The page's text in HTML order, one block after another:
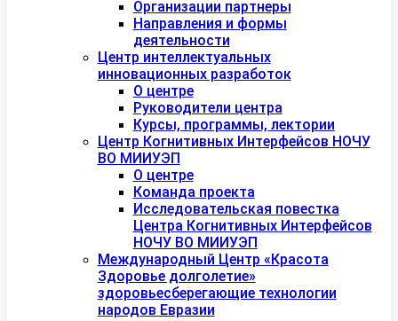
Организации партнеры
Направления и формы
деятельности
Центр интеллектуальных
инновационных разработок
О центре
Руководители центра
Курсы, программы, лектории
Центр Когнитивных Интерфейсов НОЧУ
ВО МИИУЭП
О центре
Команда проекта
Исследовательская повестка
Центра Когнитивных Интерфейсов
НОЧУ ВО МИИУЭП
Международный Центр «Красота
Здоровье долголетие»
здоровьесберегающие технологии
народов Евразии